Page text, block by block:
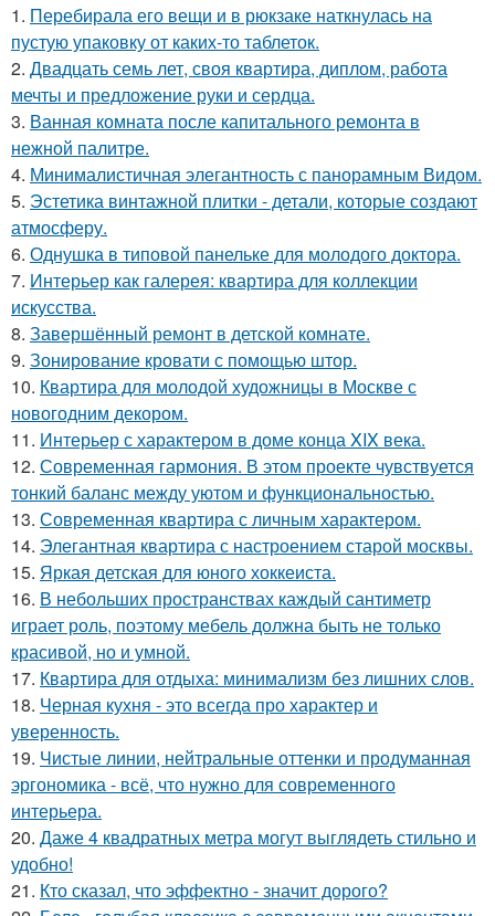
1. Перебирала его вещи и в рюкзаке наткнулась на
пустую упаковку от каких-то таблеток.
2. Двадцать семь лет, своя квартира, диплом, работа
мечты и предложение руки и сердца.
3. Ванная комната после капитального ремонта в
нежной палитре.
4. Минималистичная элегантность с панорамным Видом.
5. Эстетика винтажной плитки - детали, которые создают
атмосферу.
6. Однушка в типовой панельке для молодого доктора.
7. Интерьер как галерея: квартира для коллекции
искусства.
8. Завершённый ремонт в детской комнате.
9. Зонирование кровати с помощью штор.
10. Квартира для молодой художницы в Москве с
новогодним декором.
11. Интерьер с характером в доме конца XIX века.
12. Современная гармония. В этом проекте чувствуется
тонкий баланс между уютом и функциональностью.
13. Современная квартира с личным характером.
14. Элегантная квартира с настроением старой москвы.
15. Яркая детская для юного хоккеиста.
16. В небольших пространствах каждый сантиметр
играет роль, поэтому мебель должна быть не только
красивой, но и умной.
17. Квартира для отдыха: минимализм без лишних слов.
18. Черная кухня - это всегда про характер и
уверенность.
19. Чистые линии, нейтральные оттенки и продуманная
эргономика - всё, что нужно для современного
интерьера.
20. Даже 4 квадратных метра могут выглядеть стильно и
удобно!
21. Кто сказал, что эффектно - значит дорого?